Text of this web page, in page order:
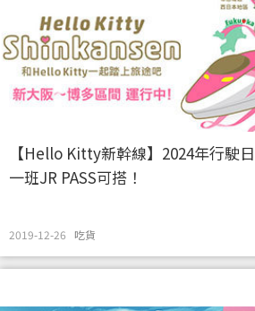
【Hello Kitty新幹線】2024年行駛
一班JR PASS可搭！
2019-12-26 吃貨